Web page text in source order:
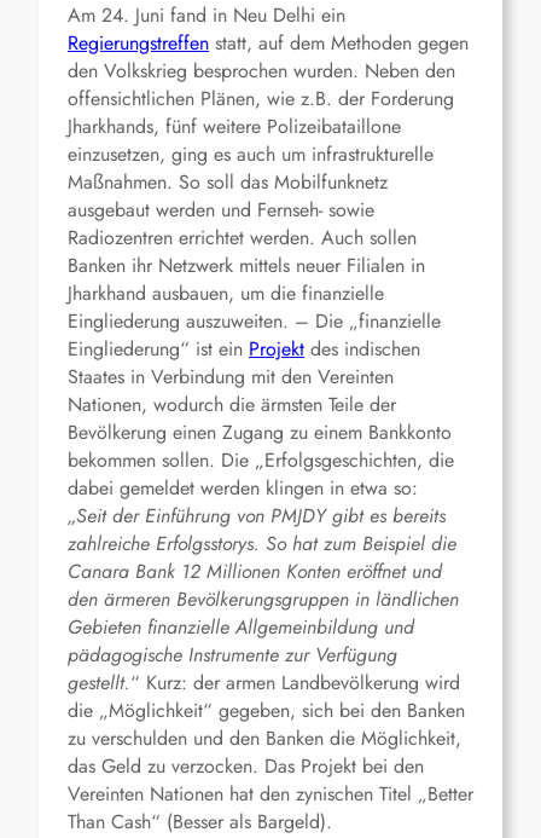
Am 24. Juni fand in Neu Delhi ein
Regierungstreffen statt, auf dem Methoden gegen
den Volkskrieg besprochen wurden. Neben den
offensichtlichen Plänen, wie z.B. der Forderung
Jharkhands, fünf weitere Polizeibataillone
einzusetzen, ging es auch um infrastrukturelle
Maßnahmen. So soll das Mobilfunknetz
ausgebaut werden und Fernseh- sowie
Radiozentren errichtet werden. Auch sollen
Banken ihr Netzwerk mittels neuer Filialen in
Jharkhand ausbauen, um die finanzielle
Eingliederung auszuweiten. – Die „finanzielle
Eingliederung“ ist ein Projekt des indischen
Staates in Verbindung mit den Vereinten
Nationen, wodurch die ärmsten Teile der
Bevölkerung einen Zugang zu einem Bankkonto
bekommen sollen. Die „Erfolgsgeschichten, die
dabei gemeldet werden klingen in etwa so:
„Seit der Einführung von PMJDY gibt es bereits
zahlreiche Erfolgsstorys. So hat zum Beispiel die
Canara Bank 12 Millionen Konten eröffnet und
den ärmeren Bevölkerungsgruppen in ländlichen
Gebieten finanzielle Allgemeinbildung und
pädagogische Instrumente zur Verfügung
gestellt.“ Kurz: der armen Landbevölkerung wird
die „Möglichkeit“ gegeben, sich bei den Banken
zu verschulden und den Banken die Möglichkeit,
das Geld zu verzocken. Das Projekt bei den
Vereinten Nationen hat den zynischen Titel „Better
Than Cash“ (Besser als Bargeld).